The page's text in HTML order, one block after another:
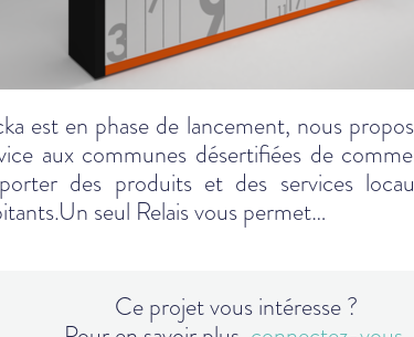
est en phase de lancement, nous
aux communes désertifiées de
des produits et des services
seul Relais vous permet…
Ce projet vous intéresse ?